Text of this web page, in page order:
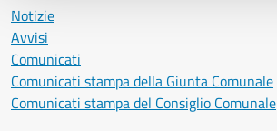
Notizie
Avvisi
Comunicati
Comunicati stampa della Giunta Comunale
Comunicati stampa del Consiglio Comunale